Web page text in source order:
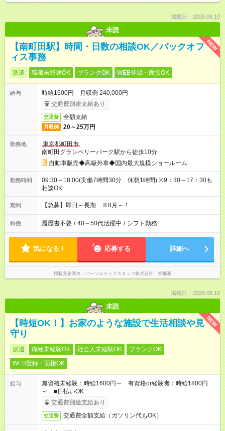
掲載日：2026.08.10
未読
NEW
【南町田駅】時間・日数の相談OK／バックオフ
ィス事務
派遣 職種未経験OK ブランクOK WEB登録・面接OK
給与
時給1600円 月収例 240,000円
交通費別途支給あり
交通費 全額支給
月収例 20～25万円
勤務地
東京都町田市
南町田グランベリーパーク駅から徒歩10分
自動車販売◆高級外車◆国内最大規模ショールーム
勤務時間
09:30～18:00(実働7時間30分 休憩1時間) ※9：30～17：30も
相談OK
期間 【急募】即日～長期 ※8月～！
特徴 履歴書不要 / 40～50代活躍中 / シフト勤務
気になる！ 応募する 詳細へ
掲載元企業名 パーソルテンプスタッフ株式会社 首都圏
掲載日：2026.08.10
未読
NEW
【時短OK！】お家のような施設で生活相談や見
守り
派遣 職種未経験OK 社会人未経験OK
ブランクOK
WEB登録・面接OK
給与
無資格未経験：時給1600円～ 有資格or経験者：時給1800円
～ ■日払いOK
交通費別途支給あり
交通費 交通費全額支給（ガソリン代もOK）